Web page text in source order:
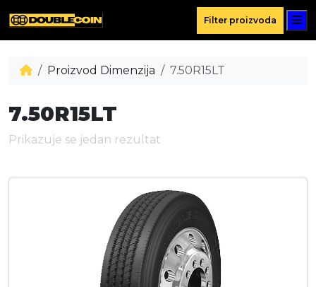
Filter proizvoda
Proizvod Dimenzija 7.50R15LT
7.50R15LT
Prikazuje se jedan rezultat